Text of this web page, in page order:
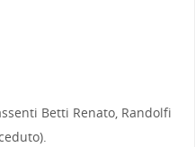
Betti Renato, Randolfi